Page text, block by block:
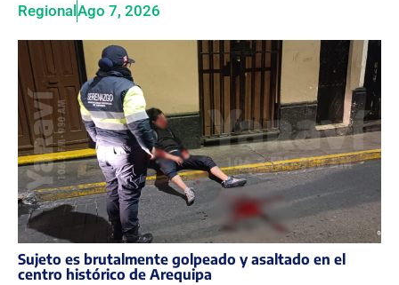
RegionalAgo 7, 2026
Sujeto es brutalmente golpeado y asaltado en el
centro histórico de Arequipa